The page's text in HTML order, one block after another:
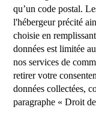
qu’un code postal.
l'hébergeur précité
choisie en
données est limitée
nos services de
retirer votre
données collectées,
paragraphe « Droit